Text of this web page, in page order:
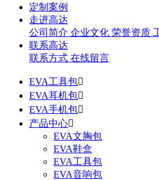
定制案例
走进高达
公司简介 企业文化 荣誉资质
联系高达
联系方式 在线留言
EVA工具包
EVA耳机包
EVA手机包
产品中心
EVA文胸包
EVA鞋盒
EVA工具包
EVA音响包